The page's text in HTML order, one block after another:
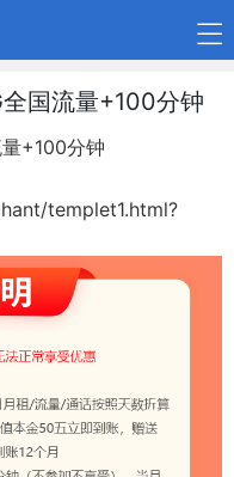
国流量+100分钟
+100分钟
templet1.html?